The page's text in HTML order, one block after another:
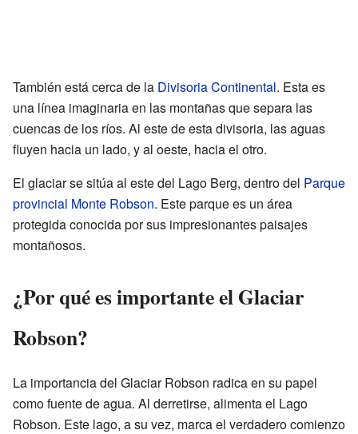
También está cerca de la Divisoria Continental. Esta es
una línea imaginaria en las montañas que separa las
cuencas de los ríos. Al este de esta divisoria, las aguas
fluyen hacia un lado, y al oeste, hacia el otro.
El glaciar se sitúa al este del Lago Berg, dentro del Parque
provincial Monte Robson. Este parque es un área
protegida conocida por sus impresionantes paisajes
montañosos.
¿Por qué es importante el Glaciar
Robson?
La importancia del Glaciar Robson radica en su papel
como fuente de agua. Al derretirse, alimenta el Lago
Robson. Este lago, a su vez, marca el verdadero comienzo